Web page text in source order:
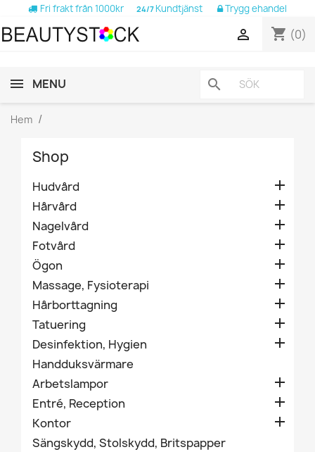
Fri frakt från 1000kr 24/7 Kundtjänst Trygg ehandel
shopping_cart (0)

MENU search
Hem
Shop
Hudvård 
Hårvård 
Nagelvård 
Fotvård 
Ögon 
Massage, Fysioterapi 
Hårborttagning 
Tatuering 
Desinfektion, Hygien 
Handduksvärmare
Arbetslampor

Entré, Reception 
Kontor 
Sängskydd, Stolskydd, Britspapper